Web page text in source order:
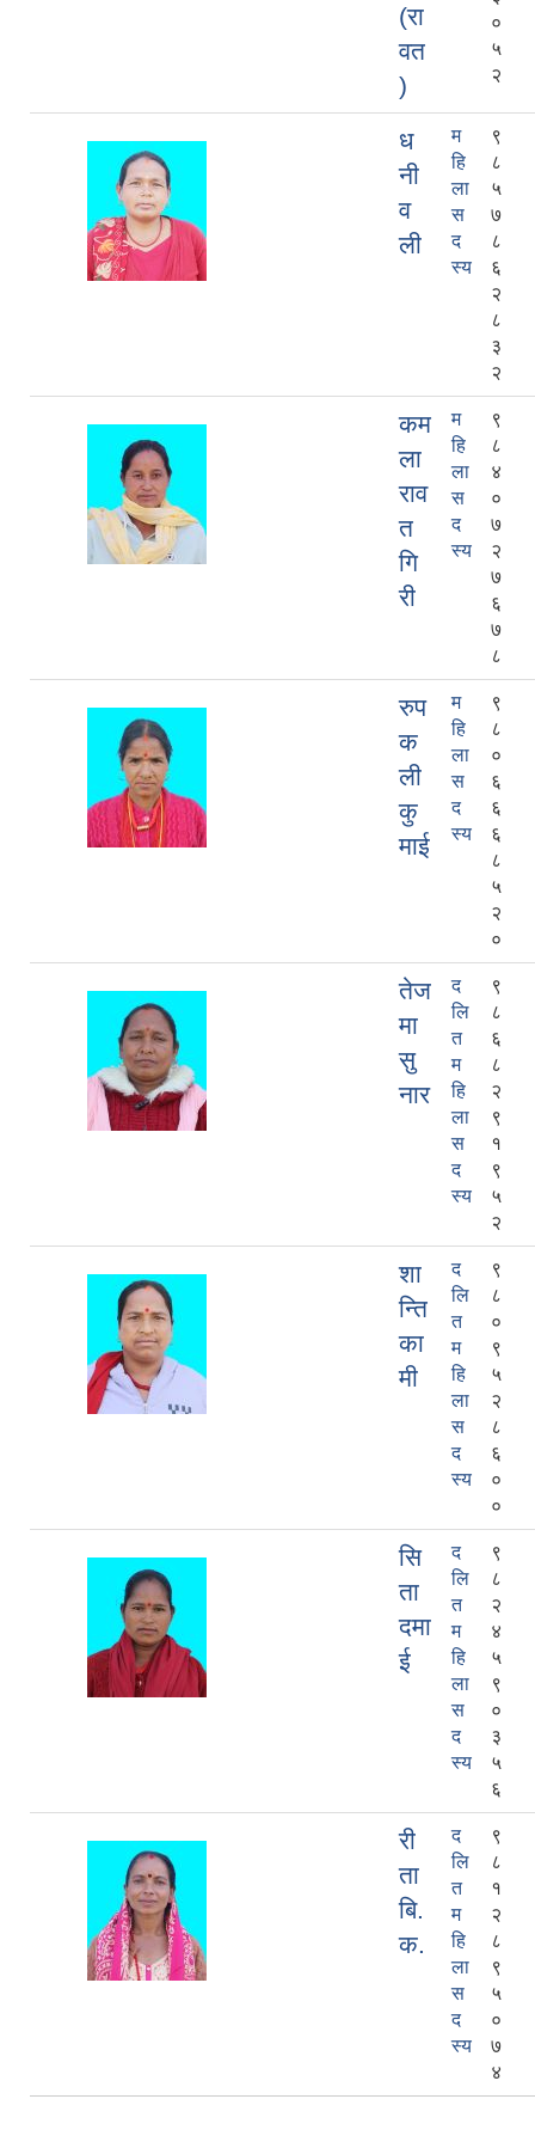
(रा
वत
)
०
५
२
ध
नी
व
ली
म
हि
ला
स
द
स्य
९
८
५
७
८
६
२
८
३
२
कम
ला
राव
त
गि
री
म
हि
ला
स
द
स्य
९
८
४
०
७
२
७
६
७
८
रुप
क
ली
कु
माई
म
हि
ला
स
द
स्य
९
८
०
६
६
६
८
५
२
०
तेज
मा
सु
नार
द
लि
त
म
हि
ला
स
द
स्य
९
८
६
८
२
९
१
९
५
२
शा
न्ति
का
मी
द
लि
त
म
हि
ला
स
द
स्य
९
८
०
९
५
२
८
६
०
०
सि
ता
दमा
ई
द
लि
त
म
हि
ला
स
द
स्य
९
८
२
४
५
९
०
३
५
६
री
ता
बि.
क.
द
लि
त
म
हि
ला
स
द
स्य
९
८
१
२
८
९
५
०
७
४